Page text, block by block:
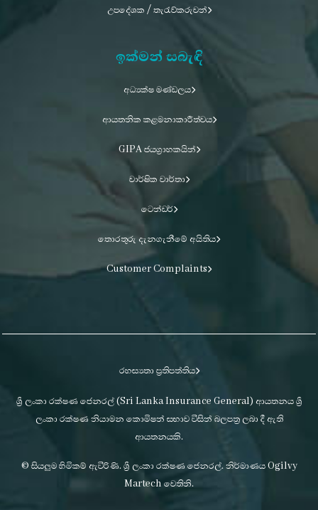
උපදේශක / තැරැව්කරුවන්
ඉක්මන් සබැඳි
අධ්‍යක්ෂ මණ්ඩලය
ආයතනික කළමනාකාරීත්වය
GIPA ජයග්‍රාහකයින්
වාර්ෂික වාර්තා
ටෙන්ඩර්
තොරතුරු දැනගැනීමේ අයිතිය
Customer Complaints
රහස්‍යතා ප්‍රතිපත්තිය
ශ්‍රී ලංකා රක්ෂණ ජෙනරල් (Sri Lanka Insurance General) ආයතනය ශ්‍රී
ලංකා රක්ෂණ නියාමන කොමිෂන් සභාව විසින් බලපත්‍ර ලබා දී ඇති
ආයතනයකි.
© සියලුම හිමිකම් ඇවිරිණි. ශ්‍රී ලංකා රක්ෂණ ජෙනරල්. නිර්මාණය Ogilvy
Martech වෙතිනි.